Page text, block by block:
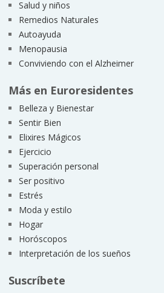
Salud y niños
Remedios Naturales
Autoayuda
Menopausia
Conviviendo con el Alzheimer
Más en Euroresidentes
Belleza y Bienestar
Sentir Bien
Elixires Mágicos
Ejercicio
Superación personal
Ser positivo
Estrés
Moda y estilo
Hogar
Horóscopos
Interpretación de los sueños
Suscríbete